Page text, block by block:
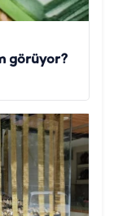
görüyor?